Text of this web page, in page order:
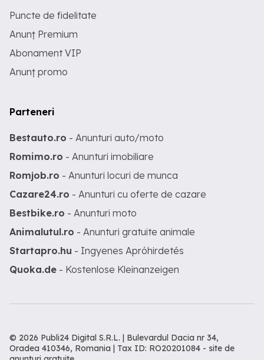
Puncte de fidelitate
Anunț Premium
Abonament VIP
Anunț promo
Parteneri
Bestauto.ro - Anunturi auto/moto
Romimo.ro - Anunturi imobiliare
Romjob.ro - Anunturi locuri de munca
Cazare24.ro - Anunturi cu oferte de cazare
Bestbike.ro - Anunturi moto
Animalutul.ro - Anunturi gratuite animale
Startapro.hu - Ingyenes Apróhirdetés
Quoka.de - Kostenlose Kleinanzeigen
© 2026 Publi24 Digital S.R.L. | Bulevardul Dacia nr 34,
Oradea 410346, Romania | Tax ID: RO20201084 - site de